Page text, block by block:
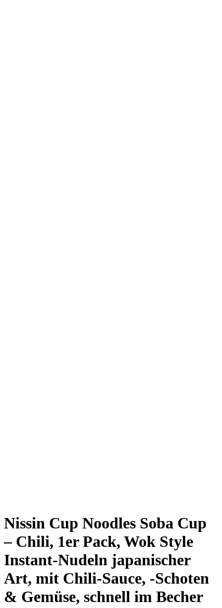
Nissin Cup Noodles Soba Cup
– Chili, 1er Pack, Wok Style
Instant-Nudeln japanischer
Art, mit Chili-Sauce, -Schoten
& Gemüse, schnell im Becher